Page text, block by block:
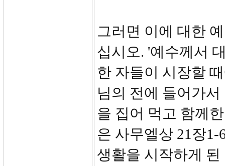
그러면 이에 대한
십시오. '예수께서
한 자들이 시장할
님의 전에 들어가
을 집어 먹고 함께
은 사무엘상 21장
생활을 시작하게